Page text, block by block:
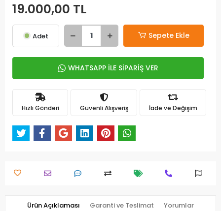
19.000,00 TL
Adet Sepete Ekle
WHATSAPP İLE SİPARİŞ VER
Hızlı Gönderi Güvenli Alışveriş İade ve Değişim
Ürün Açıklaması Garanti ve Teslimat Yorumlar